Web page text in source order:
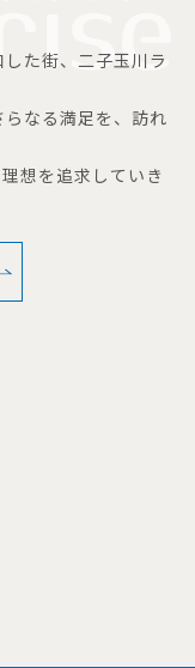
た街、二子玉川ラ
なる満足を、訪れ
想を追求していき